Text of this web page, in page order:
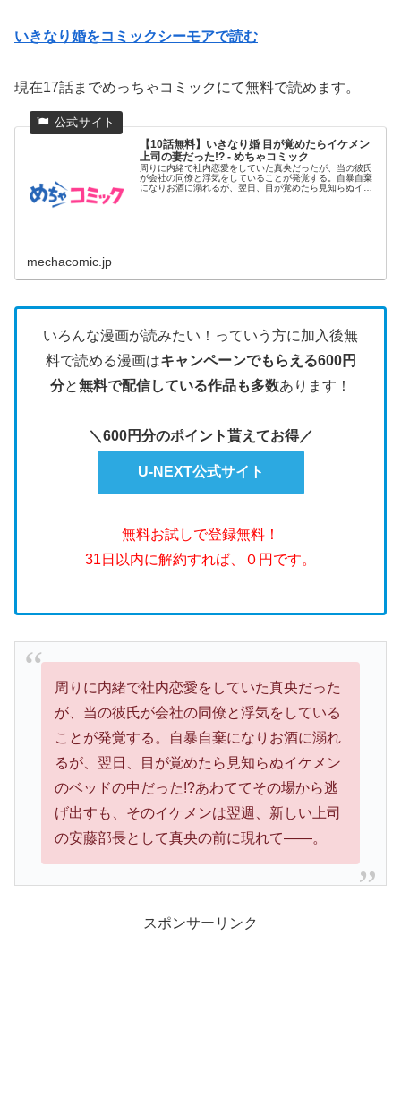
いきなり婚をコミックシーモアで読む
現在17話までめっちゃコミックにて無料で読めます。
【10話無料】いきなり婚 目が覚めたらイケメン
上司の妻だった!? - めちゃコミック
周りに内緒で社内恋愛をしていた真央だったが、当の彼氏
が会社の同僚と浮気をしていることが発覚する。自暴自棄
になりお酒に溺れるが、翌日、目が覚めたら見知らぬイケ
mechacomic.jp
いろんな漫画が読みたい！っていう方に加入後無
料で読める漫画はキャンペーンでもらえる600円
分と無料で配信している作品も多数あります！
＼600円分のポイント貰えてお得／
U-NEXT公式サイト
無料お試しで登録無料！
31日以内に解約すれば、０円です。
周りに内緒で社内恋愛をしていた真央だった
が、当の彼氏が会社の同僚と浮気をしている
ことが発覚する。自暴自棄になりお酒に溺れ
るが、翌日、目が覚めたら見知らぬイケメン
のベッドの中だった!?あわててその場から逃
げ出すも、そのイケメンは翌週、新しい上司
の安藤部長として真央の前に現れて――。
スポンサーリンク